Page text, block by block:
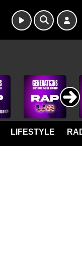
LIFESTYLE